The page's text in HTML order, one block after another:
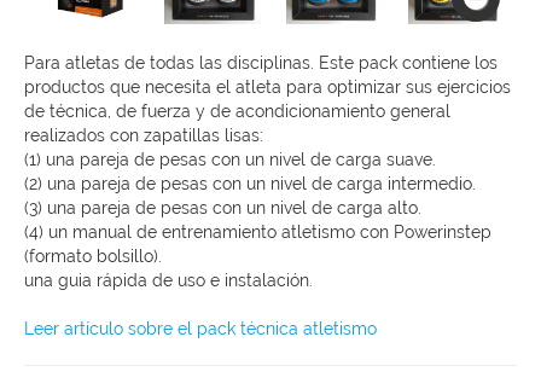
Para atletas de todas las disciplinas. Este pack contiene los
productos que necesita el atleta para optimizar sus ejercicios
de técnica, de fuerza y de acondicionamiento general
realizados con zapatillas lisas:
(1) una pareja de pesas con un nivel de carga suave.
(2) una pareja de pesas con un nivel de carga intermedio.
(3) una pareja de pesas con un nivel de carga alto.
(4) un manual de entrenamiento atletismo con Powerinstep
(formato bolsillo).
una guia rápida de uso e instalación.
Leer artículo sobre el pack técnica atletismo